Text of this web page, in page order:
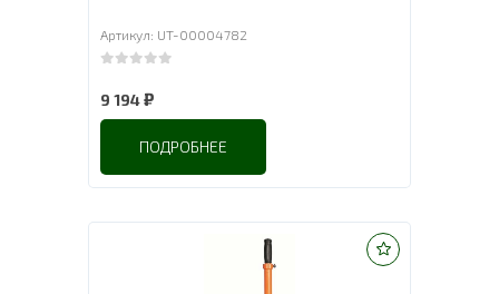
Артикул: UT-00004782
9 194₽
ПОДРОБНЕЕ